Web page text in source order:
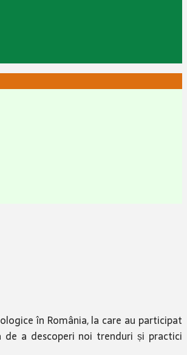
în România, la care au participat
a descoperi noi trenduri și practici